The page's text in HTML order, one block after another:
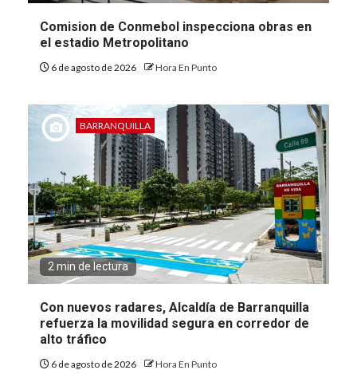
Comision de Conmebol inspecciona obras en
el estadio Metropolitano
6 de agosto de 2026 Hora En Punto
BARRANQUILLA
2 min de lectura
Con nuevos radares, Alcaldía de Barranquilla
refuerza la movilidad segura en corredor de
alto tráfico
6 de agosto de 2026 Hora En Punto